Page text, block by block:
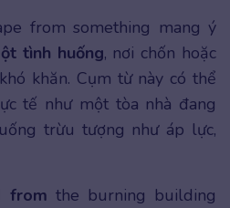
from something mang ý
tình huống, nơi chốn hoặc
khăn. Cụm từ này có thể
tế như một tòa nhà đang
trừu tượng như áp lực,
from the burning building